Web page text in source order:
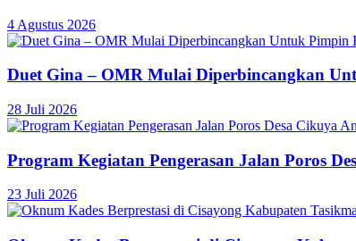
4 Agustus 2026
Duet Gina – OMR Mulai Diperbincangkan
28 Juli 2026
Program Kegiatan Pengerasan Jalan Poros
23 Juli 2026